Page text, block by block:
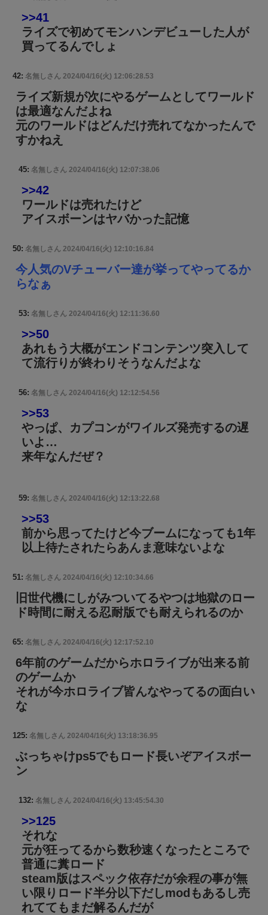
>>41
ライズで初めてモンハンデビューした人が
買ってるんでしょ
42: 名無しさん 2024/04/16(火) 12:06:28.53
ライズ新規が次にやるゲームとしてワールド
は最適なんだよね
元のワールドはどんだけ売れてなかったんで
すかねえ
45: 名無しさん 2024/04/16(火) 12:07:38.06
>>42
ワールドは売れたけど
アイスボーンはヤバかった記憶
50: 名無しさん 2024/04/16(火) 12:10:16.84
今人気のVチューバー達が挙ってやってるか
らなぁ
53: 名無しさん 2024/04/16(火) 12:11:36.60
>>50
あれもう大概がエンドコンテンツ突入して
て流行りが終わりそうなんだよな
56: 名無しさん 2024/04/16(火) 12:12:54.56
>>53
やっぱ、カプコンがワイルズ発売するの遅
いよ…
来年なんだぜ？
59: 名無しさん 2024/04/16(火) 12:13:22.68
>>53
前から思ってたけど今ブームになっても1年
以上待たされたらあんま意味ないよな
51: 名無しさん 2024/04/16(火) 12:10:34.66
旧世代機にしがみついてるやつは地獄のロー
ド時間に耐える忍耐版でも耐えられるのか
65: 名無しさん 2024/04/16(火) 12:17:52.10
6年前のゲームだからホロライブが出来る前
のゲームか
それが今ホロライブ皆んなやってるの面白い
な
125: 名無しさん 2024/04/16(火) 13:18:36.95
ぶっちゃけps5でもロード長いぞアイスボー
ン
132: 名無しさん 2024/04/16(火) 13:45:54.30
>>125
それな
元が狂ってるから数秒速くなったところで
普通に糞ロード
steam版はスペック依存だが余程の事が無
い限りロード半分以下だしmodもあるし売
れててもまだ解るんだが